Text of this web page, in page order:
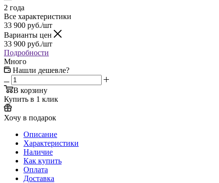
2 года
Все характеристики
33 900 руб./шт
Варианты цен
33 900 руб./шт
Подробности
Много
Нашли дешевле?
В корзину
Купить в 1 клик
Хочу в подарок
Описание
Характеристики
Наличие
Как купить
Оплата
Доставка